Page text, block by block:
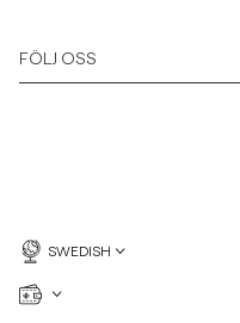
FÖLJ OSS
SWEDISH